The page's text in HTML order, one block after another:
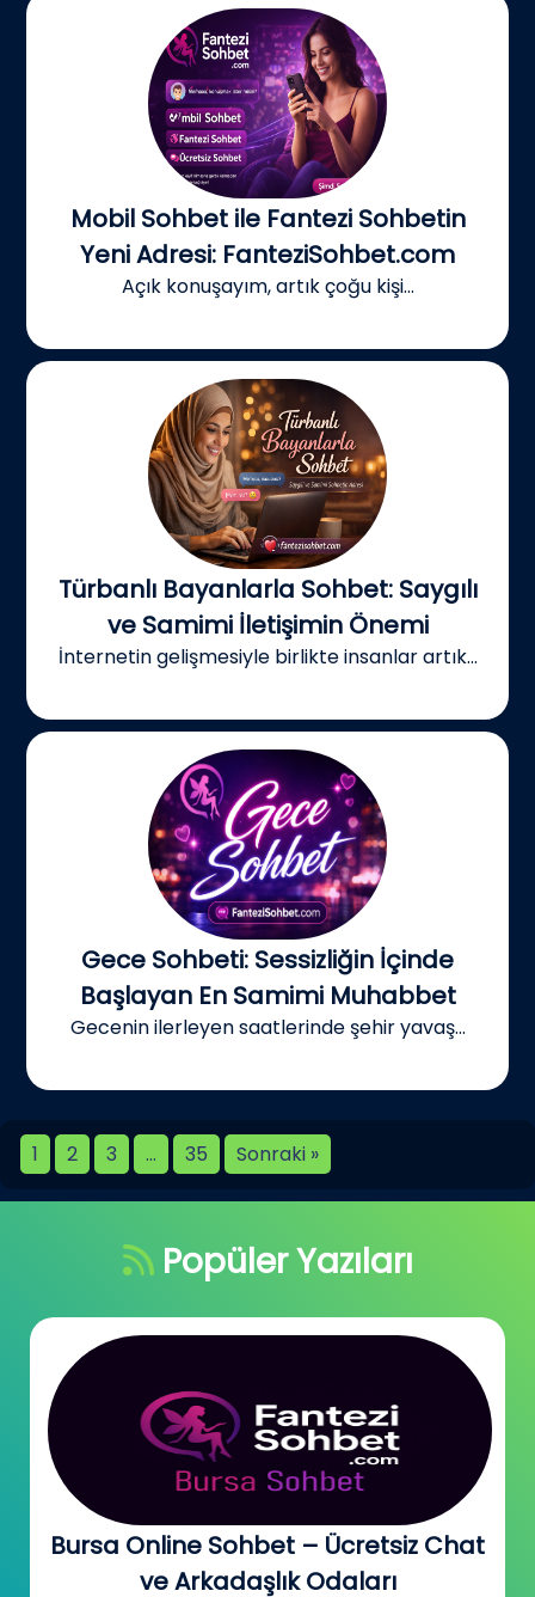
Mobil Sohbet ile Fantezi Sohbetin
Yeni Adresi: FanteziSohbet.com
Açık konuşayım, artık çoğu kişi...
Türbanlı Bayanlarla Sohbet: Saygılı
ve Samimi İletişimin Önemi
İnternetin gelişmesiyle birlikte insanlar artık...
Gece Sohbeti: Sessizliğin İçinde
Başlayan En Samimi Muhabbet
Gecenin ilerleyen saatlerinde şehir yavaş...
1 2 3 … 35 Sonraki »
Popüler Yazıları
Bursa Online Sohbet – Ücretsiz Chat
ve Arkadaşlık Odaları